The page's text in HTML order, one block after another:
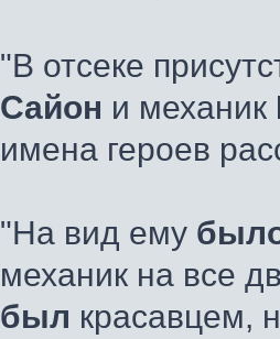
"В отсеке
Сайон и механик
имена героев
"На вид ему
механик на все
был красавцем,